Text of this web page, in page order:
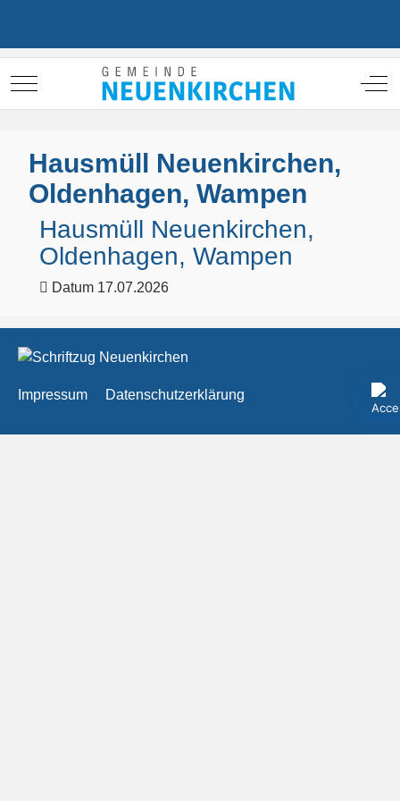
Mobile Menu Toggle Off-
Hausmüll Neuenkirchen,
Oldenhagen, Wampen
Hausmüll Neuenkirchen,
Oldenhagen, Wampen
Datum 17.07.2026
Impressum Datenschutzerklärung